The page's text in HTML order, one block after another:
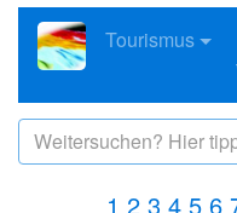
Tourismus
1 2 3 4 5 6